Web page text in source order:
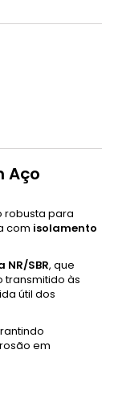
Aço
robusta para
com isolamento
SBR, que
transmitido às
útil dos
em